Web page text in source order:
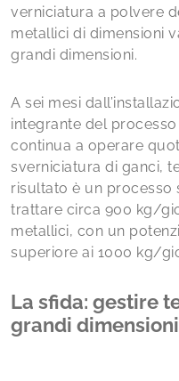
verniciatura a polvere
metallici di dimensioni
grandi dimensioni.
A sei mesi
integrante del
continua a operare
sverniciatura di ganci,
risultato è un processo
trattare circa 900 kg/
metallici, con un
superiore ai 1000 kg/
La sfida: gestire
grandi dimensioni